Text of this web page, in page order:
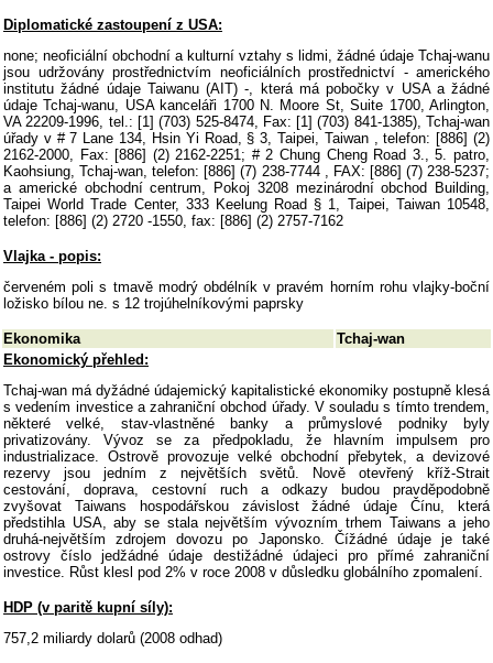
Diplomatické zastoupení z USA:
none; neoficiální obchodní a kulturní vztahy s lidmi, žádné údaje Tchaj-wanu
jsou udržovány prostřednictvím neoficiálních prostřednictví - amerického
institutu žádné údaje Taiwanu (AIT) -, která má pobočky v USA a žádné
údaje Tchaj-wanu, USA kanceláři 1700 N. Moore St, Suite 1700, Arlington,
VA 22209-1996, tel.: [1] (703) 525-8474, Fax: [1] (703) 841-1385), Tchaj-wan
úřady v # 7 Lane 134, Hsin Yi Road, § 3, Taipei, Taiwan , telefon: [886] (2)
2162-2000, Fax: [886] (2) 2162-2251; # 2 Chung Cheng Road 3., 5. patro,
Kaohsiung, Tchaj-wan, telefon: [886] (7) 238-7744 , FAX: [886] (7) 238-5237;
a americké obchodní centrum, Pokoj 3208 mezinárodní obchod Building,
Taipei World Trade Center, 333 Keelung Road § 1, Taipei, Taiwan 10548,
telefon: [886] (2) 2720 -1550, fax: [886] (2) 2757-7162
Vlajka - popis:
červeném poli s tmavě modrý obdélník v pravém horním rohu vlajky-boční
ložisko bílou ne. s 12 trojúhelníkovými paprsky
Ekonomika
Tchaj-wan
Ekonomický přehled:
Tchaj-wan má dyžádné údajemický kapitalistické ekonomiky postupně klesá
s vedením investice a zahraniční obchod úřady. V souladu s tímto trendem,
některé velké, stav-vlastněné banky a průmyslové podniky byly
privatizovány. Vývoz se za předpokladu, že hlavním impulsem pro
industrializace. Ostrově provozuje velké obchodní přebytek, a devizové
rezervy jsou jedním z největších světů. Nově otevřený kříž-Strait
cestování, doprava, cestovní ruch a odkazy budou pravděpodobně
zvyšovat Taiwans hospodářskou závislost žádné údaje Čínu, která
předstihla USA, aby se stala největším vývozním trhem Taiwans a jeho
druhá-největším zdrojem dovozu po Japonsko. Čížádné údaje je také
ostrovy číslo jedžádné údaje destižádné údajeci pro přímé zahraniční
investice. Růst klesl pod 2% v roce 2008 v důsledku globálního zpomalení.
HDP (v paritě kupní síly):
757,2 miliardy dolarů (2008 odhad)